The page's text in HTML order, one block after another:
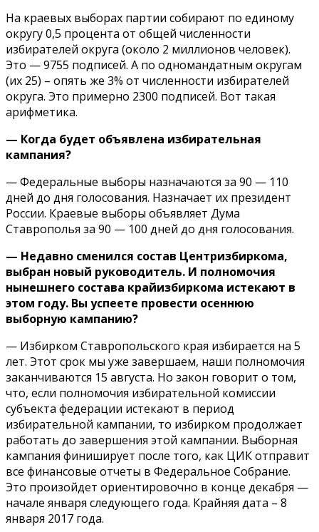
На краевых выборах партии собирают по единому
округу 0,5 процента от общей численности
избирателей округа (около 2 миллионов человек).
Это — 9755 подписей. А по одномандатным округам
(их 25) – опять же 3% от численности избирателей
округа. Это примерно 2300 подписей. Вот такая
арифметика.
— Когда будет объявлена избирательная
кампания?
— Федеральные выборы назначаются за 90 — 110
дней до дня голосования. Назначает их президент
России. Краевые выборы объявляет Дума
Ставрополья за 90 — 100 дней до дня голосования.
— Недавно сменился состав Центризбиркома,
выбран новый руководитель. И полномочия
нынешнего состава крайизбиркома истекают в
этом году. Вы успеете провести осеннюю
выборную кампанию?
— Избирком Ставропольского края избирается на 5
лет. Этот срок мы уже завершаем, наши полномочия
заканчиваются 15 августа. Но закон говорит о том,
что, если полномочия избирательной комиссии
субъекта федерации истекают в период
избирательной кампании, то избирком продолжает
работать до завершения этой кампании. Выборная
кампания финиширует после того, как ЦИК отправит
все финансовые отчеты в Федеральное Собрание.
Это произойдет ориентировочно в конце декабря —
начале января следующего года. Крайняя дата – 8
января 2017 года.